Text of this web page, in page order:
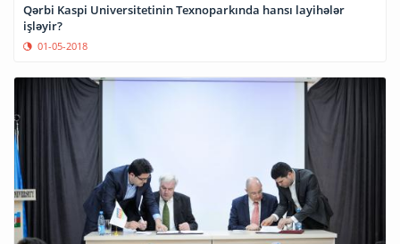
Qərbi Kaspi Universitetinin Texnoparkında hansı layihələr
işləyir?
01-05-2018